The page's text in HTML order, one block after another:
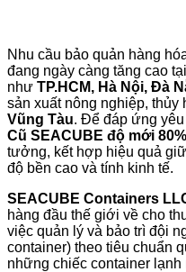
Nhu cầu bảo quản hàng
đang ngày càng tăng cao
như TP.HCM, Hà Nội, Đà
sản xuất nông nghiệp, thủy
Vũng Tàu. Để đáp ứng yêu
Cũ SEACUBE độ mới 80%
tưởng, kết hợp hiệu quả
độ bền cao và tính kinh tế.
SEACUBE Containers
hàng đầu thế giới về cho
việc quản lý và bảo trì đội
container) theo tiêu chuẩn
những chiếc container